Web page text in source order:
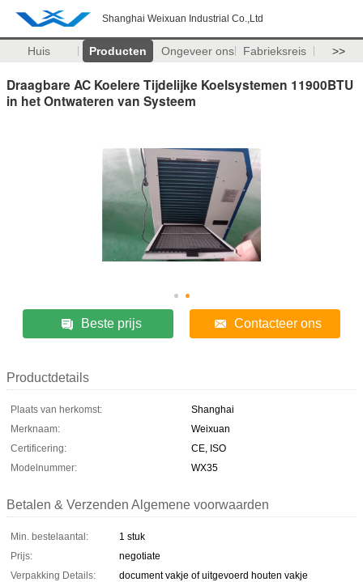
Shanghai Weixuan Industrial Co.,Ltd
Huis Producten Ongeveer ons Fabrieksreis >>
Draagbare AC Koelere Tijdelijke Koelsystemen 11900BTU
in het Ontwateren van Systeem
Beste prijs Contacteer ons
Productdetails
Plaats van herkomst:
Shanghai
Merknaam:
Weixuan
Certificering:
CE, ISO
Modelnummer:
WX35
Betalen & Verzenden Algemene voorwaarden
Min. bestelaantal:
1 stuk
Prijs:
negotiate
Verpakking Details:
document vakje of uitgevoerd houten vakje